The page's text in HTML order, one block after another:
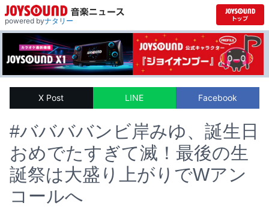
powered byナタリー
X Post LINE Facebook
#ババババンビ岸みゆ、誕生日
おめでたすぎて滅！最後の生
誕祭は大盛り上がりでWアン
コールへ